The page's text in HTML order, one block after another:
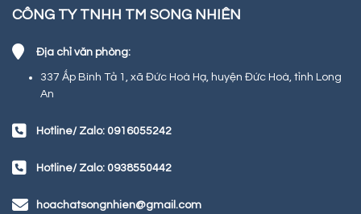
CÔNG TY TNHH TM SONG NHIÊN
Địa chỉ văn phòng:
337 Ấp Bình Tả 1, xã Đức Hoà Hạ, huyện Đức Hoà, tỉnh Long
An
Hotline/ Zalo: 0916055242
Hotline/ Zalo: 0938550442
hoachatsongnhien@gmail.com